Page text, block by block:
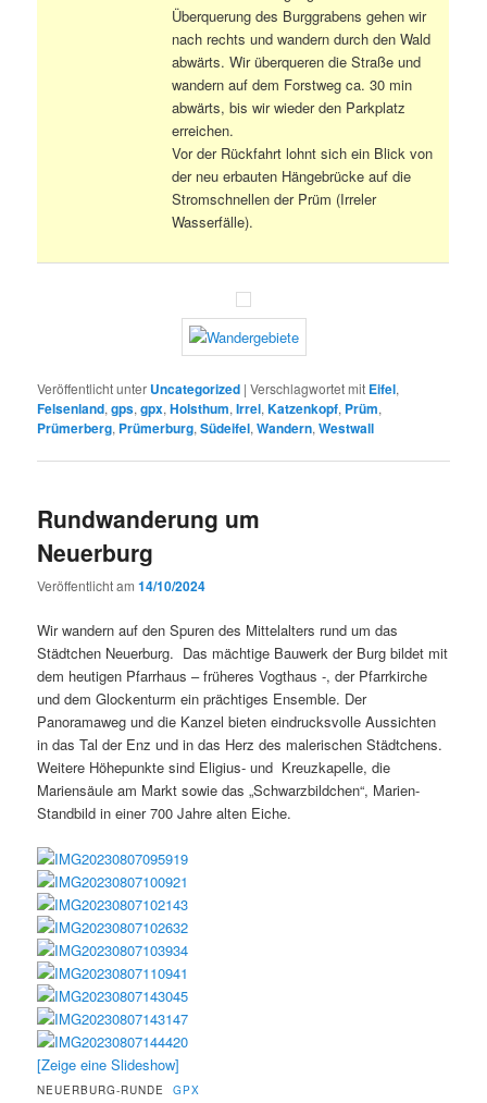
Überquerung des Burggrabens gehen wir
nach rechts und wandern durch den Wald
abwärts. Wir überqueren die Straße und
wandern auf dem Forstweg ca. 30 min
abwärts, bis wir wieder den Parkplatz
erreichen.
Vor der Rückfahrt lohnt sich ein Blick von
der neu erbauten Hängebrücke auf die
Stromschnellen der Prüm (Irreler
Wasserfälle).
Veröffentlicht unter Uncategorized |Verschlagwortet mit Eifel,
Felsenland,gps,gpx,Holsthum,Irrel,Katzenkopf, Prüm,
Prümerberg, Prümerburg,Südeifel,Wandern,Westwall
Rundwanderung um
Neuerburg
Veröffentlicht am14/10/2024
Wir wandern auf den Spuren des Mittelalters rund um das
Städtchen Neuerburg. Das mächtige Bauwerk der Burg bildet mit
dem heutigen Pfarrhaus – früheres Vogthaus -, der Pfarrkirche
und dem Glockenturm ein prächtiges Ensemble. Der
Panoramaweg und die Kanzel bieten eindrucksvolle Aussichten
in das Tal der Enz und in das Herz des malerischen Städtchens.
Weitere Höhepunkte sind Eligius- und Kreuzkapelle, die
Mariensäule am Markt sowie das „Schwarzbildchen“, Marien-
Standbild in einer 700 Jahre alten Eiche.
[Zeige eine Slideshow]
NEUERBURG-RUNDE GPX